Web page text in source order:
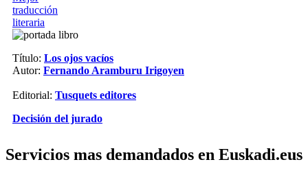
traducción
literaria
Título: Los ojos vacíos
Autor: Fernando Aramburu Irigoyen
Editorial: Tusquets editores
Decisión del jurado
Servicios mas demandados en Euskadi.eus